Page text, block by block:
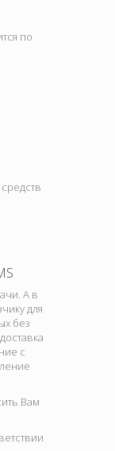
по
А в
для
без
с
Вам